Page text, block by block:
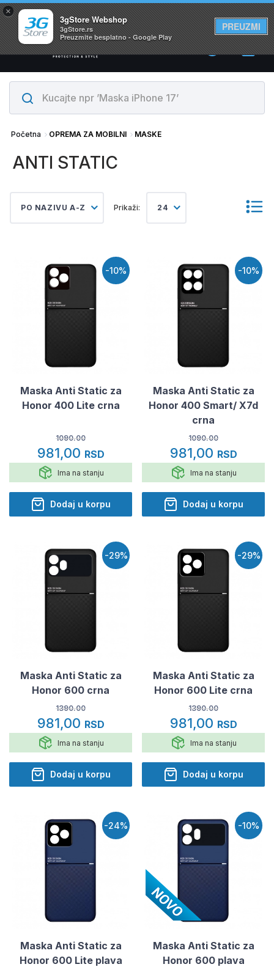
×
3gStore Webshop
3gStore.rs
Preuzmite besplatno - Google Play
PREUZMI
Svi proizvodi su na lageru. Slanje istog dana!
0
Početna OPREMA ZA MOBILNI MASKE
ANTI STATIC
PO NAZIVU A-Z Prikaži: 24
-10%
Maska Anti Static za
Honor 400 Lite crna
1090.00
981,00 RSD
Ima na stanju
Dodaj u korpu
-10%
Maska Anti Static za
Honor 400 Smart/ X7d
crna
1090.00
981,00 RSD
Ima na stanju
Dodaj u korpu
-29%
Maska Anti Static za
Honor 600 crna
1390.00
981,00 RSD
Ima na stanju
Dodaj u korpu
-29%
Maska Anti Static za
Honor 600 Lite crna
1390.00
981,00 RSD
Ima na stanju
Dodaj u korpu
-24%
Maska Anti Static za
Honor 600 Lite plava
-10%
Maska Anti Static za
Honor 600 plava